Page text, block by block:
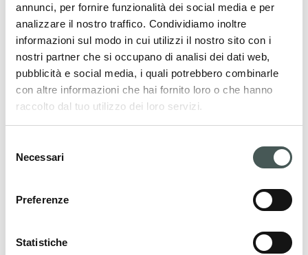
annunci, per fornire funzionalità dei social media e per
analizzare il nostro traffico. Condividiamo inoltre
informazioni sul modo in cui utilizzi il nostro sito con i
nostri partner che si occupano di analisi dei dati web,
pubblicità e social media, i quali potrebbero combinarle
con altre informazioni che hai fornito loro o che hanno
raccolto dal tuo utilizzo dei loro servizi.
delNecessari
Preferenze
Statistiche
I nostri prodotti
Scopri le nostre pavimentazioni tessili per il
settore Contract e Residenziale, e arreda i
tuoi interni con stile ed eleganza.
PRODOTTI